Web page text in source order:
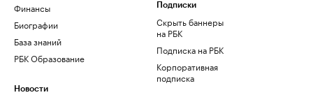
Финансы
Биографии
База знаний
РБК Образование
Новости
Подписки
Скрыть баннеры
на РБК
Подписка на РБК
Корпоративная
подписка